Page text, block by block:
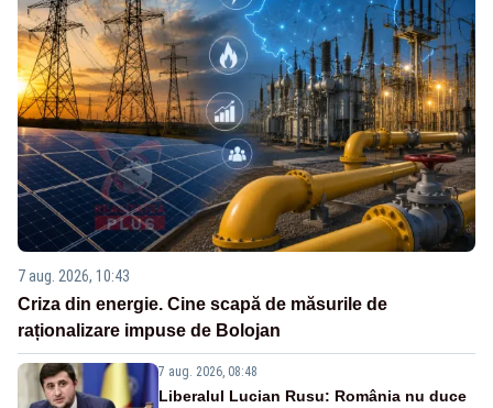
7 aug. 2026, 10:43
Criza din energie. Cine scapă de măsurile de
raționalizare impuse de Bolojan
7 aug. 2026, 08:48
Liberalul Lucian Rusu: România nu duce